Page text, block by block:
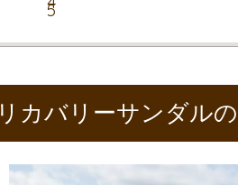
リカバリーサンダル